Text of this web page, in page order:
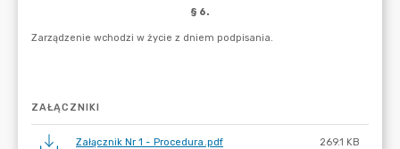
ZAŁĄCZNIKI
Załącznik Nr 1 - Procedura.pdf 269.1 KB